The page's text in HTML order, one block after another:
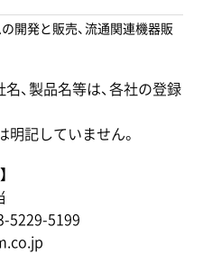
開発と販売、流通関連機器販
、製品名等は、各社の登録
明記していません。
5229-5199